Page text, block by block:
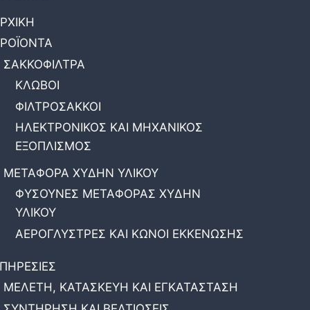
ΣΑΚΚΟΦΙΛΤΡΑ
ΚΛΩΒΟΙ
ΦΙΛΤΡΟΣΑΚΚΟΙ
ΗΛΕΚΤΡΟΝΙΚΟΣ ΚΑΙ ΜΗΧΑΝΙΚΟΣ
ΕΞΟΠΛΙΣΜΟΣ
ΜΕΤΑΦΟΡΑ ΧΥΔΗΝ ΥΛΙΚΟΥ
ΦΥΣΟΥΝΕΣ ΜΕΤΑΦΟΡΑΣ ΧΥΔΗΝ
ΥΛΙΚΟΥ
ΑΕΡΟΓΛΥΣΤΡΕΣ ΚΑΙ ΚΩΝΟΙ ΕΚΚΕΝΩΣΗΣ
ΜΕΛΕΤΗ, ΚΑΤΑΣΚΕΥΗ ΚΑΙ ΕΓΚΑΤΑΣΤΑΣΗ